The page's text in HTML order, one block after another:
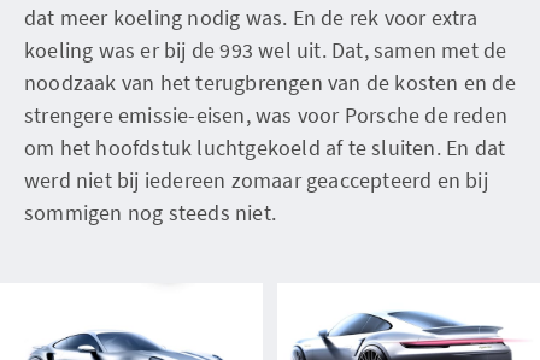
dat meer koeling nodig was. En de rek voor extra
koeling was er bij de 993 wel uit. Dat, samen met de
noodzaak van het terugbrengen van de kosten en de
strengere emissie-eisen, was voor Porsche de reden
om het hoofdstuk luchtgekoeld af te sluiten. En dat
werd niet bij iedereen zomaar geaccepteerd en bij
sommigen nog steeds niet.